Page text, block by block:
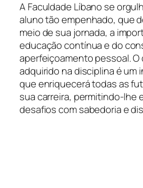
A Faculdade Líbano se
aluno tão empenhado, que
meio de sua jornada, a
educação contínua e do
aperfeiçoamento pessoal.
adquirido na disciplina é um
que enriquecerá todas as
sua carreira, permitindo-lhe
desafios com sabedoria e